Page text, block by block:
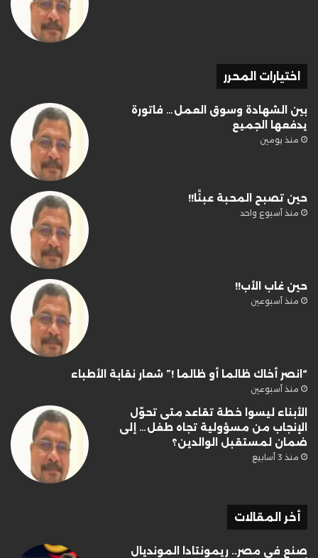
اختيارات المحرر
بين الشهادة وسوق العمل… فاتورة
يدفعها الجميع
منذ يومين
حين تصبح المحبة عبئًا!!
منذ أسبوع واحد
حين غاب الأب!!
منذ أسبوعين
“انصر أخاك ظالما أو ظالما !” شعار نقابة الأطباء
منذ أسبوعين
الأبناء ليسوا خطة تقاعد متى تحوّل
الإنجاب من مسؤولية تجاه طفل… إلى
ضمان لمستقبل الوالدين؟
منذ 3 أسابيع
أخر المقالات
صنع في مصر.. ريمونتادا المونديال